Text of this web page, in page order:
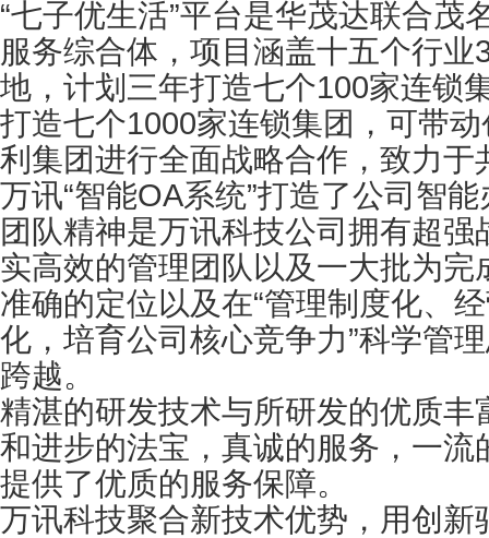
“七子优生活”平台是华茂达联合
服务综合体，项目涵盖十五个行
地，计划三年打造七个100家连锁
打造七个1000家连锁集团，可带
利集团进行全面战略合作，致力于
万讯“智能OA系统”打造了公司智
团队精神是万讯科技公司拥有超
实高效的管理团队以及一大批为
准确的定位以及在“管理制度化、
化，培育公司核心竞争力”科学管
跨越。
精湛的研发技术与所研发的优质
和进步的法宝，真诚的服务，一
提供了优质的服务保障。
万讯科技聚合新技术优势，用创新